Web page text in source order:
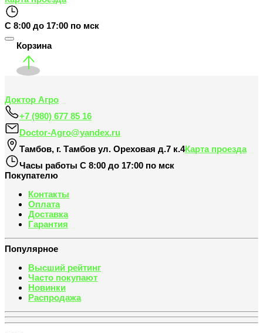
С 8:00 до 17:00 по мск
Корзина
Доктор Агро
+7 (980) 677 85 16
Doctor-Agro@yandex.ru
Тамбов, г. Тамбов ул. Ореховая д.7 к.4Карта проезда
Часы работы С 8:00 до 17:00 по мск
Покупателю
Контакты
Оплата
Доставка
Гарантия
Популярное
Высший рейтинг
Часто покупают
Новинки
Распродажа